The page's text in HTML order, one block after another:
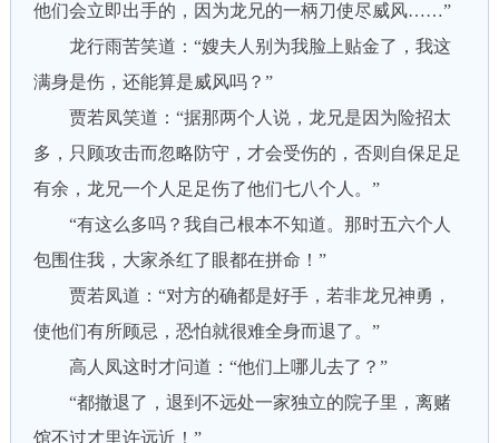
他们会立即出手的，因为龙兄的一柄刀使尽威风……”
龙行雨苦笑道：“嫂夫人别为我脸上贴金了，我这
满身是伤，还能算是威风吗？”
贾若凤笑道：“据那两个人说，龙兄是因为险招太
多，只顾攻击而忽略防守，才会受伤的，否则自保足足
有余，龙兄一个人足足伤了他们七八个人。”
“有这么多吗？我自己根本不知道。那时五六个人
包围住我，大家杀红了眼都在拼命！”
贾若凤道：“对方的确都是好手，若非龙兄神勇，
使他们有所顾忌，恐怕就很难全身而退了。”
高人凤这时才问道：“他们上哪儿去了？”
“都撤退了，退到不远处一家独立的院子里，离赌
馆不过才里许远近！”